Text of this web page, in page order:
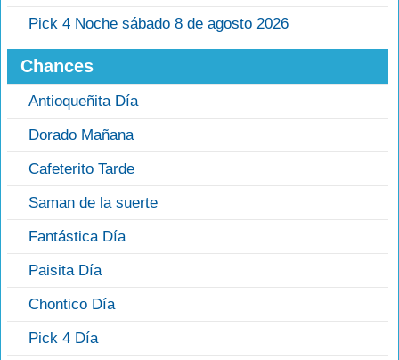
Pick 4 Noche sábado 8 de agosto 2026
Chances
Antioqueñita Día
Dorado Mañana
Cafeterito Tarde
Saman de la suerte
Fantástica Día
Paisita Día
Chontico Día
Pick 4 Día